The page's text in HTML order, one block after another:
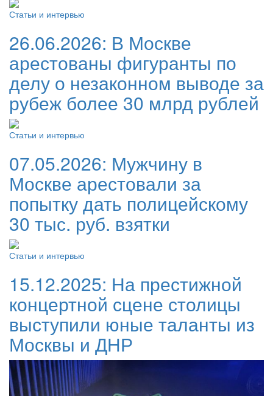
Статьи и интервью
26.06.2026: В Москве
арестованы фигуранты по
делу о незаконном выводе за
рубеж более 30 млрд рублей
Статьи и интервью
07.05.2026: Мужчину в
Москве арестовали за
попытку дать полицейскому
30 тыс. руб. взятки
Статьи и интервью
15.12.2025: На престижной
концертной сцене столицы
выступили юные таланты из
Москвы и ДНР